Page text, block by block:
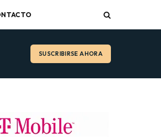
SUSCRIBIRSE AHORA